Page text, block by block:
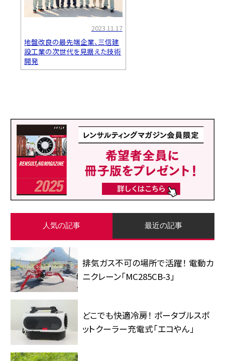
2023.11.17
地盤改良の最先端企業、三信建
設工業の次世代を見据えた技術
開発
人気の記事 最近の記事
排気ガス不可の場所で活躍！ 電動カ
ニクレーン「MC285CB-3」
どこでも快適冷房！ ポータブルスポ
ットクーラー充電式「エコやん」